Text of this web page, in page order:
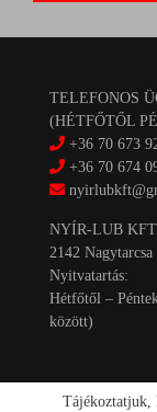
TELEFONOS
(HÉTFŐTŐL
+36 70 673
+36 70 674
NYÍR-LUB
2142
Nyitvatartás:
Hétfőtől –
között)
Tájékoztatjuk,